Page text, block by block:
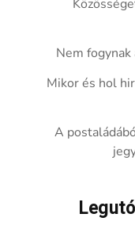
Nem
Mikor és hol
A